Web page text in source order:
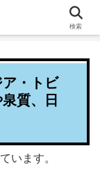
び
ア・トビ
質、日
います。
検索